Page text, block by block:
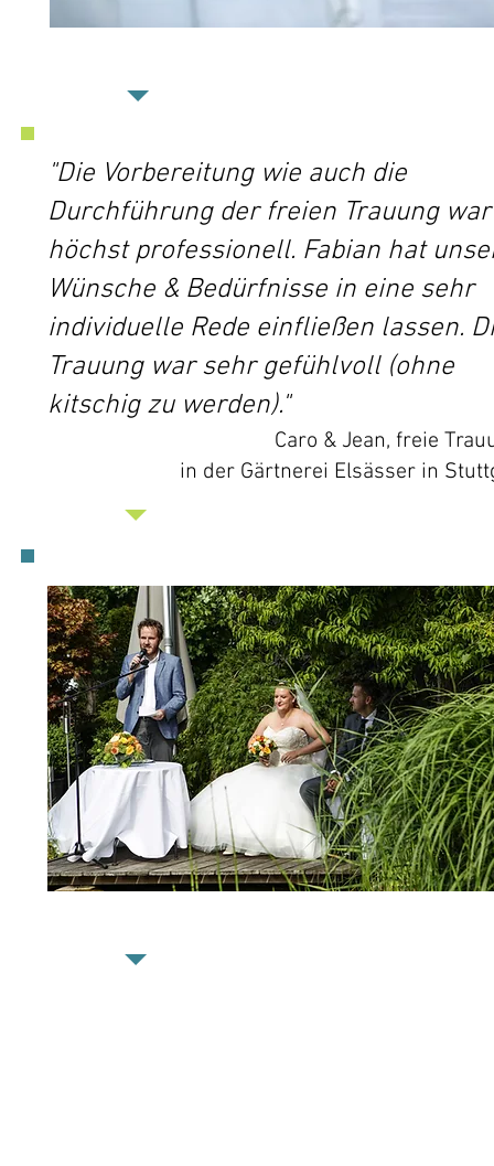
"Die Vorbereitung wie auch die
Durchführung der freien Trauung war
höchst professionell. Fabian hat
Wünsche & Bedürfnisse in eine sehr
individuelle Rede einfließen lassen.
Trauung war sehr gefühlvoll (ohne
kitschig zu werden)."
Caro & Jean, freie
in der Gärtnerei Elsässer in